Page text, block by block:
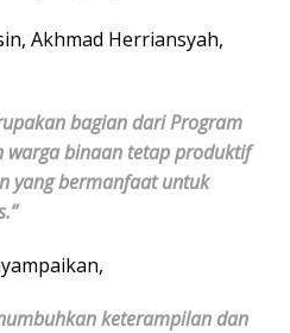
Akhmad Herriansyah,
bagian dari Program
warga binaan tetap produktif
yang bermanfaat untuk
keterampilan dan